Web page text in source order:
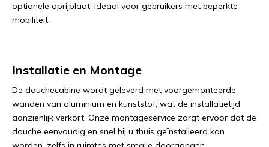
optionele oprijplaat, ideaal voor gebruikers met beperkte
mobiliteit.
Installatie en Montage
De douchecabine wordt geleverd met voorgemonteerde
wanden van aluminium en kunststof, wat de installatietijd
aanzienlijk verkort. Onze montageservice zorgt ervoor dat de
douche eenvoudig en snel bij u thuis geïnstalleerd kan